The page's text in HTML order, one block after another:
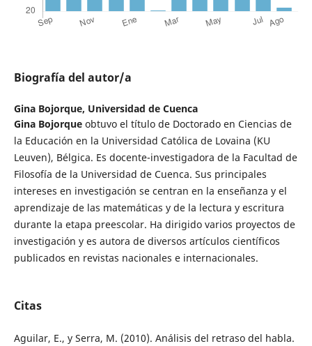
Biografía del autor/a
Gina Bojorque, Universidad de Cuenca
Gina Bojorqueobtuvo el título de Doctorado en Ciencias de
la Educación en la Universidad Católica de Lovaina (KU
Leuven), Bélgica. Es docente-investigadora de la Facultad de
Filosofía de la Universidad de Cuenca. Sus principales
intereses en investigación se centran en la enseñanza y el
aprendizaje de las matemáticas y de la lectura y escritura
durante la etapa preescolar. Ha dirigido varios proyectos de
investigación y es autora de diversos artículos científicos
publicados en revistas nacionales e internacionales.
Citas
Aguilar, E., y Serra, M. (2010). Análisis del retraso del habla.